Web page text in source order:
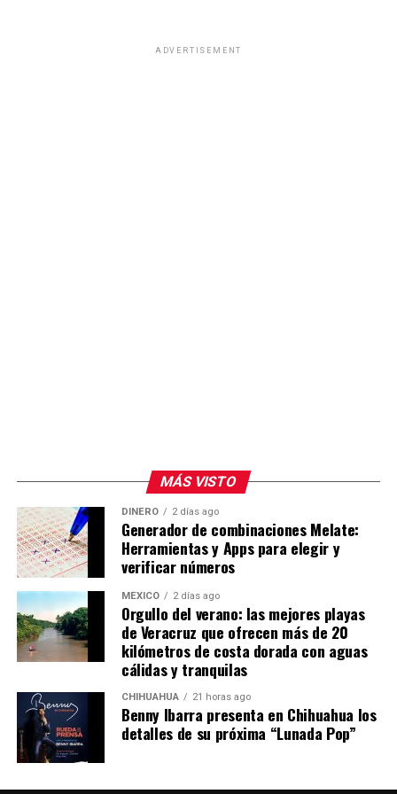
ADVERTISEMENT
MÁS VISTO
DINERO 2 días ago
Generador de combinaciones Melate:
Herramientas y Apps para elegir y
verificar números
MÉXICO 2 días ago
Orgullo del verano: las mejores playas
de Veracruz que ofrecen más de 20
kilómetros de costa dorada con aguas
cálidas y tranquilas
CHIHUAHUA 21 horas ago
Benny Ibarra presenta en Chihuahua los
detalles de su próxima “Lunada Pop”